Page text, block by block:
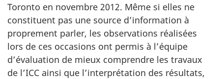
Toronto en novembre 2012. Même si elles ne
constituent pas une source d’information à
proprement parler, les observations réalisées
lors de ces occasions ont permis à l’équipe
d’évaluation de mieux comprendre les travaux
de l’ICC ainsi que l’interprétation des résultats,